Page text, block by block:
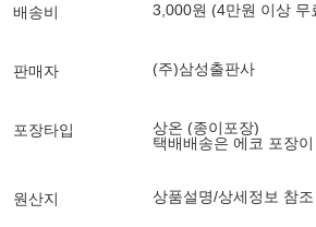
배송비 3,000원 (4만원 이상 무
판매자 (주)삼성출판사
포장타입
상온 (종이포장)
택배배송은 에코 포장
원산지 상품설명/상세정보 참조